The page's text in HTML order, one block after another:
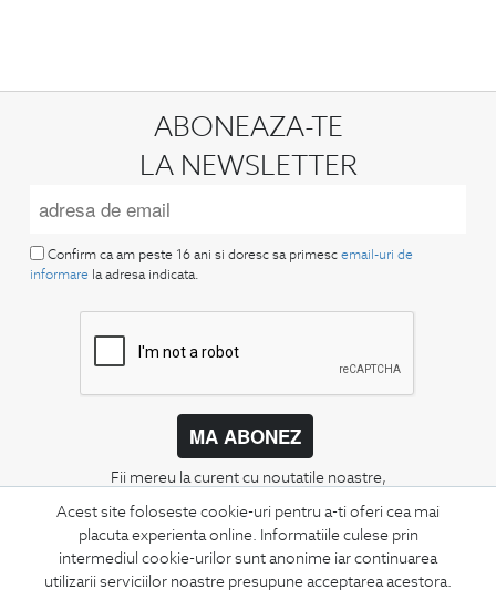
Acest site foloseste cookie-uri pentru a-ti oferi cea mai
placuta experienta online. Informatiile culese prin
intermediul cookie-urilor sunt anonime iar continuarea
utilizarii serviciilor noastre presupune acceptarea acestora.
ABONEAZA-TE
LA NEWSLETTER
Confirm ca am peste 16 ani si doresc sa primesc email-uri de
informare la adresa indicata.
MA ABONEZ
Fii mereu la curent cu noutatile noastre,
CONCIERGE
Termeni si conditii